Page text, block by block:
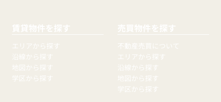
賃貸物件を探す
エリアから探す
沿線から探す
地図から探す
学区から探す
売買物件を探す
不動産売買について
エリアから探す
沿線から探す
地図から探す
学区から探す